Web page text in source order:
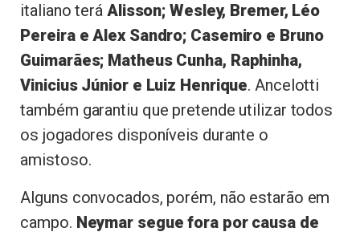
italiano terá Alisson; Wesley, Bremer, Léo
Pereira e Alex Sandro; Casemiro e Bruno
Guimarães; Matheus Cunha, Raphinha,
Vinicius Júnior e Luiz Henrique. Ancelotti
também garantiu que pretende utilizar todos
os jogadores disponíveis durante o
amistoso.
Alguns convocados, porém, não estarão em
campo. Neymar segue fora por causa de